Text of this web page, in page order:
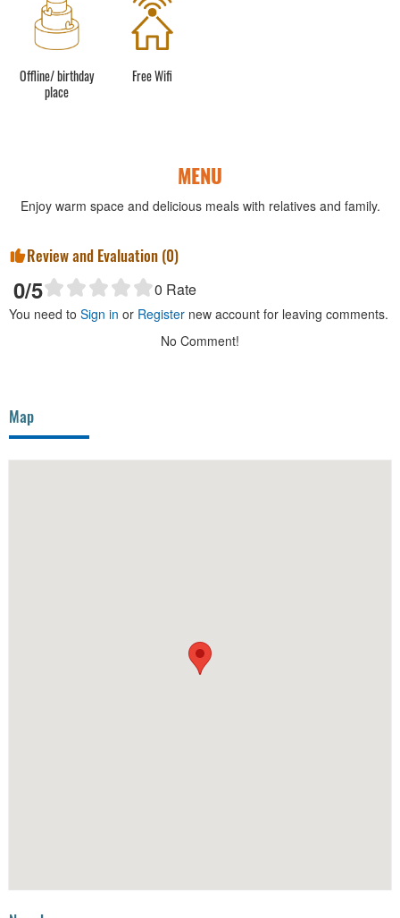
Offline/ birthday
place
Free Wifi
MENU
Enjoy warm space and delicious meals with relatives and family.
Review and Evaluation (0)
0/5 0 Rate
You need to Sign in or Register new account for leaving comments.
No Comment!
Map